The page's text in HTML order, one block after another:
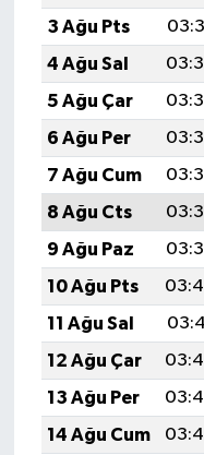
3 Ağu Pts
4 Ağu Sal
5 Ağu Çar
6 Ağu Per
7 Ağu Cum
8 Ağu Cts
9 Ağu Paz
10 Ağu Pts
11 Ağu Sal
12 Ağu Çar
13 Ağu Per
14 Ağu Cum